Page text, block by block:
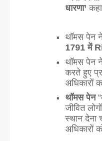
धारणा’
1791 में
थॉमस पेन
करते हुए
अधिकारों
थॉमस पेन
जीवित
स्थान देना
अधिकारों